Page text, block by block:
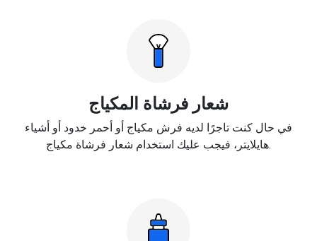
شعار فرشاة المكياج
في حال كنت تاجرًا لديه فرش مكياج أو أحمر خدود أو أشياء
هايلايتر، فيجب عليك استخدام شعار فرشاة مكياج.